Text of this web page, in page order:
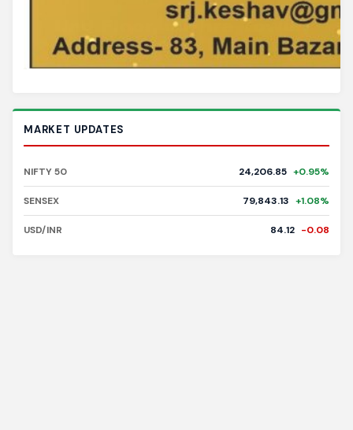
MARKET UPDATES
NIFTY 50 24,206.85 +0.95%
SENSEX 79,843.13 +1.08%
USD/INR 84.12 -0.08